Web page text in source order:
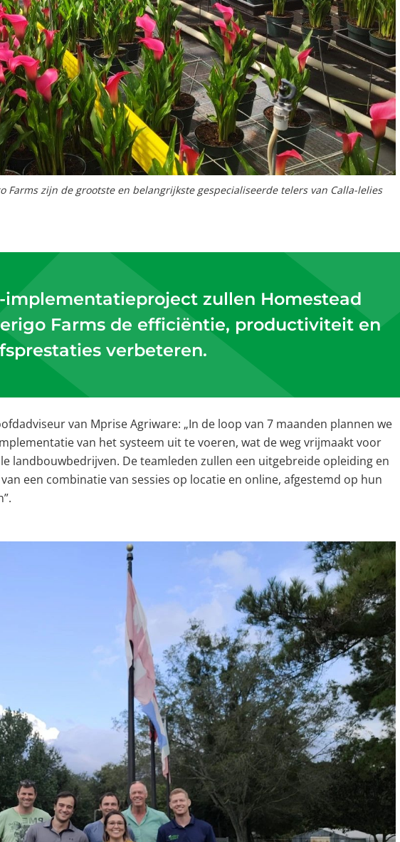
Farms zijn de grootste en belangrijkste gespecialiseerde telers van Calla-lelies
zullen Homestead
Farms de efficiëntie, productiviteit en
verbeteren.
van Mprise Agriware: „In de loop van 7 maanden plannen we
van het systeem uit te voeren, wat de weg vrijmaakt voor
landbouwbedrijven. De teamleden zullen een uitgebreide opleiding en
een combinatie van sessies op locatie en online, afgestemd op hun